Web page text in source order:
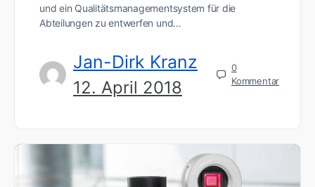
und ein Qualitätsmanagementsystem für die
Abteilungen zu entwerfen und…
Jan-Dirk Kranz
12. April 2018
0
Kommentar